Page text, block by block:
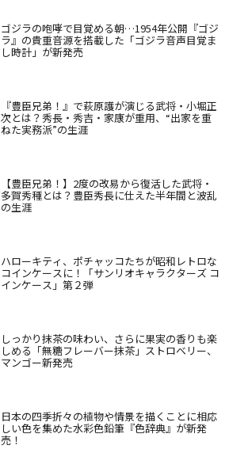
ゴジラの咆哮で目覚める朝…1954年公開『ゴジ
ラ』の貴重音源を搭載した「ゴジラ音声目覚ま
し時計」が新発売
『豊臣兄弟！』で萩原護が演じる武将・小堀正
次とは？秀長・秀吉・家康が重用、“出家を重
ねた実務派”の生涯
【豊臣兄弟！】2度の改易から復活した武将・
多賀秀種とは？豊臣秀長に仕えた半年間と波乱
の生涯
ハローキティ、ポチャッコたちが昭和レトロな
コインケースに！「サンリオキャラクターズ コ
インケース」第２弾
しっかり抹茶の味わい、さらに果実の香りも楽
しめる「無糖フレーバー抹茶」ストロベリー、
マンゴー新発売
日本の四季折々の植物や情景を描くことに相応
しい色を集めた水彩色鉛筆『色辞典』が新発
売！